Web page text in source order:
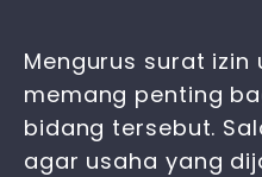
Mengurus surat izin
memang penting
bidang tersebut.
agar usaha yang